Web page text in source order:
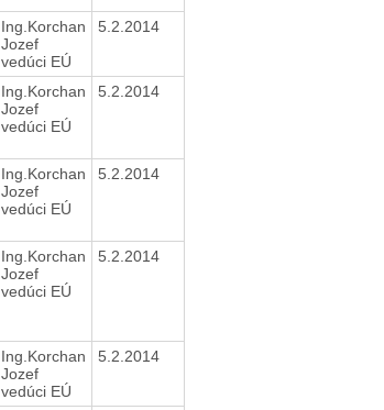
Ing.Korchan
Jozef
vedúci EÚ
5.2.2014
Ing.Korchan
Jozef
vedúci EÚ
5.2.2014
Ing.Korchan
Jozef
vedúci EÚ
5.2.2014
Ing.Korchan
Jozef
vedúci EÚ
5.2.2014
Ing.Korchan
Jozef
vedúci EÚ
5.2.2014